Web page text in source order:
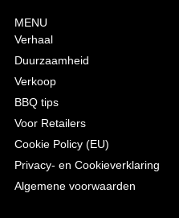
MENU
Verhaal
Duurzaamheid
Verkoop
BBQ tips
Voor Retailers
Cookie Policy (EU)
Privacy- en Cookieverklaring
Algemene voorwaarden